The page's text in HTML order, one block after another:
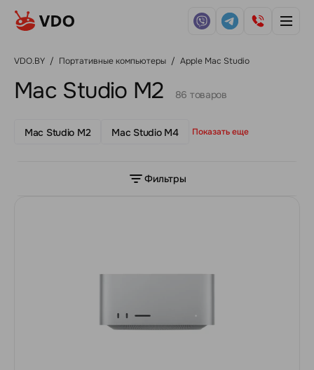
VDO.BY / Портативные компьютеры / Apple Mac Studio
Mac Studio M2 86 товаров
Mac Studio M2 Mac Studio M4 Показать еще
Фильтры